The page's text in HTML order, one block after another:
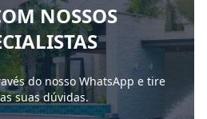
NOSSOS
do nosso WhatsApp e tire
suas dúvidas.